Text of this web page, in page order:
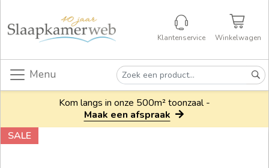
Klantenservice Winkelwagen
Menu
Kom langs in onze 500m² toonzaal -
Maak een afspraak
SALE